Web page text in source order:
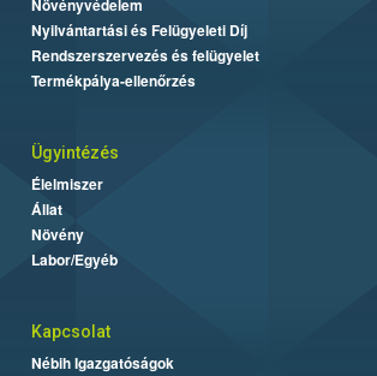
Növényvédelem
Nyilvántartási és Felügyeleti Díj
Rendszerszervezés és felügyelet
Termékpálya-ellenőrzés
Ügyintézés
Élelmiszer
Állat
Növény
Labor/Egyéb
Kapcsolat
Nébih Igazgatóságok